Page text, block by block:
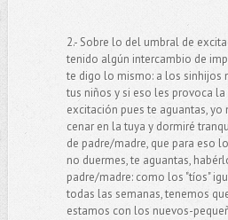
2.- Sobre lo del umbral de
tenido algún intercambio de
te digo lo mismo: a los sinhijos
tus niños y si eso les provoca
excitación pues te aguantas, yo
cenar en la tuya y dormiré
de padre/madre, que para eso
no duermes, te aguantas,
padre/madre: como los "tíos"
todas las semanas, tenemos
estamos con los nuevos-